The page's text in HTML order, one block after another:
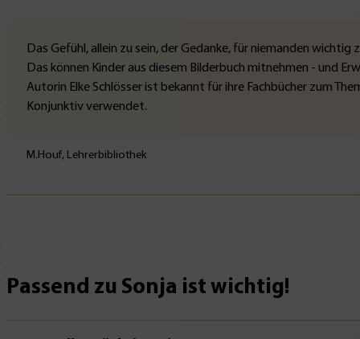
Das Gefühl, allein zu sein, der Gedanke, für niemanden wichtig
Das können Kinder aus diesem Bilderbuch mitnehmen - und
Autorin Elke Schlösser ist bekannt für ihre Fachbücher zum
Konjunktiv verwendet.
M.Houf, Lehrerbibliothek
Passend zu Sonja ist wichtig!